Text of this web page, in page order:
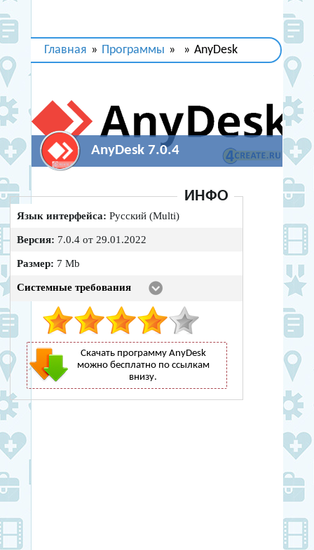
Главная » Программы » » AnyDesk
AnyDesk 7.0.4
ИНФО
Язык интерфейса: Русский (Multi)
Версия: 7.0.4 от 29.01.2022
Размер: 7 Mb
Системные требования
Скачать программу AnyDesk
можно бесплатно по ссылкам
внизу.